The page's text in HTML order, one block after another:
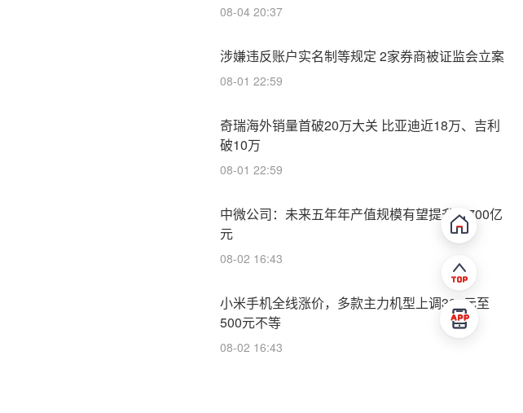
08-04 20:37
涉嫌违反账户实名制等规定 2家券商被证监会立案
08-01 22:59
奇瑞海外销量首破20万大关 比亚迪近18万、吉利
破10万
08-01 22:59
中微公司：未来五年年产值规模有望提升至700亿
元
08-02 16:43
小米手机全线涨价，多款主力机型上调300元至
500元不等
08-02 16:43